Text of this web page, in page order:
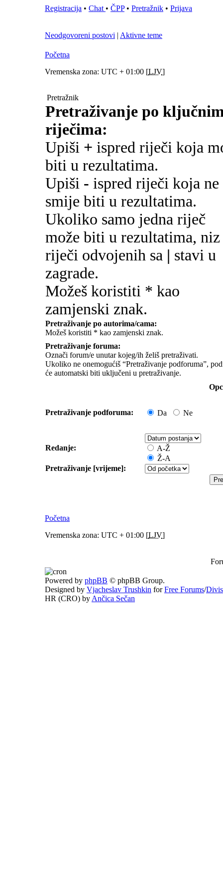
Registracija • Chat • ČPP• Pretražnik • Prijava
Neodgovoreni postovi | Aktivne teme
Početna
Vremenska zona: UTC + 01:00 [LJV]
Pretražnik
Pretraživanje po
riječima:
Upiši + ispred riječi koja
biti u rezultatima.
Upiši - ispred riječi koja ne
smije biti u rezultatima.
Ukoliko samo jedna riječ
može biti u rezultatima, niz
riječi odvojenih sa | stavi u
zagrade.
Možeš koristiti * kao
zamjenski znak.
Pretraživanje po autorima/cama:
Možeš koristiti * kao zamjenski znak.
Pretraživanje foruma:
Označi forum/e unutar kojeg/ih želiš pretraživati.
Ukoliko ne onemogućiš “Pretraživanje podforuma”,
će automatski biti uključeni u pretraživanje.
Pretraživanje podforuma: Da Ne
Redanje:
A-Ž
Ž-A
Pretraživanje [vrijeme]:
Početna
Vremenska zona: UTC + 01:00 [LJV]
Powered by phpBB © phpBB Group.
Designed by Vjacheslav Trushkin forFree Forums/
HR (CRO) by Ančica Sečan